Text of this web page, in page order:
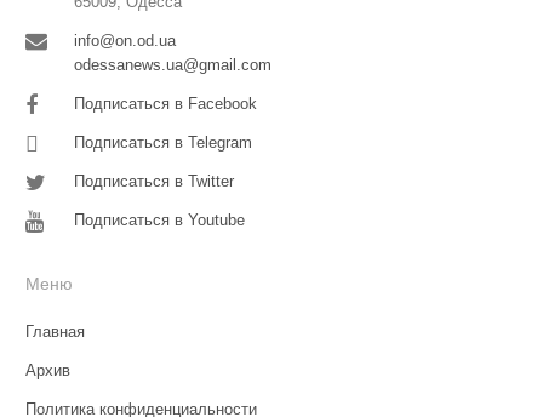
info@on.od.ua
odessanews.ua@gmail.com
Подписаться в Facebook
Подписаться в Telegram
Подписаться в Twitter
Подписаться в Youtube
Меню
Главная
Архив
Политика конфиденциальности